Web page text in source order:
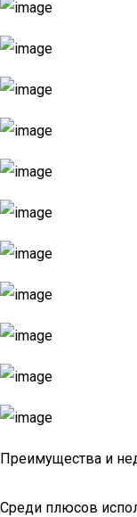
Преимущества и
Среди плюсов